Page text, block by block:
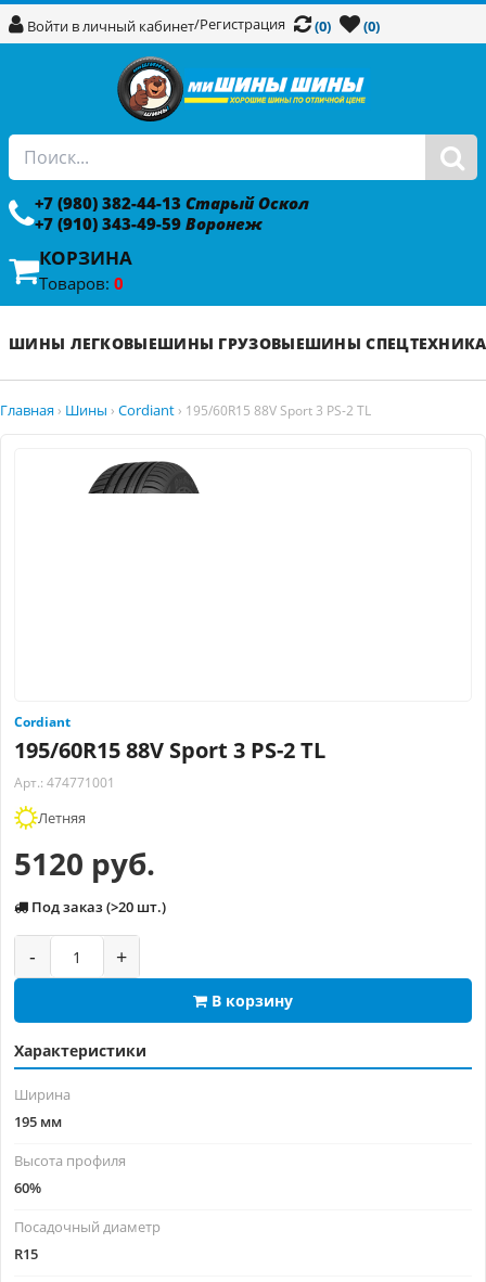
Войти в личный кабинет/Регистрация (0) (0)
+7 (980) 382-44-13 Старый Оскол
+7 (910) 343-49-59 Воронеж
КОРЗИНА
Товаров: 0
ШИНЫ ЛЕГКОВЫЕШИНЫ ГРУЗОВЫЕШИНЫ СПЕЦТЕХНИКА
Главная › Шины › Cordiant › 195/60R15 88V Sport 3 PS-2 TL
Cordiant
195/60R15 88V Sport 3 PS-2 TL
Арт.: 474771001
Летняя
5120 руб.
Под заказ (>20 шт.)
- +
В корзину
Характеристики
Ширина
195 мм
Высота профиля
60%
Посадочный диаметр
R15